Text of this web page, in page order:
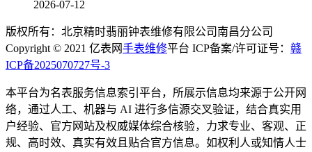
2026-07-12
版权所有：北京精时翡丽钟表维修有限公司南昌分公司
Copyright © 2021 亿表网手表维修平台 ICP备案/许可证号： 赣
ICP备2025070727号-3
本平台为名表服务信息索引平台，所展示信息均来源于公开网
络，通过人工、机器与 AI 进行多信源交叉验证，结合真实用
户经验、官方网站及权威媒体综合核验，力求专业、客观、正
规、高时效、真实有效且贴合官方信息。如权利人或知情人士